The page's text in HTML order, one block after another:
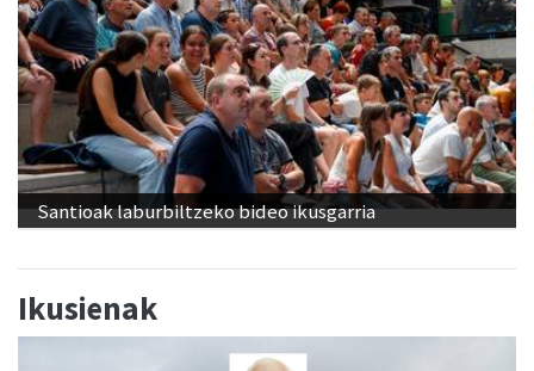
Santioak laburbiltzeko bideo ikusgarria
Ikusienak